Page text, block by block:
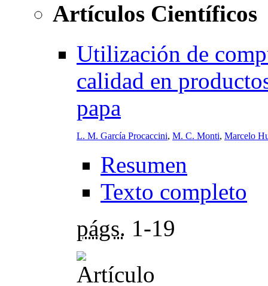
Artículos Científicos
Utilización de
calidad en
papa
L. M. García Procaccini, M. C. Monti, Marcelo
Resumen
Texto completo
págs. 1-19